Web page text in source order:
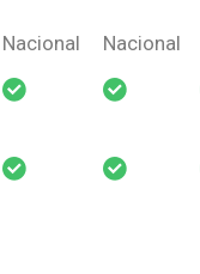
Nacional Criança
Nacional Nacional